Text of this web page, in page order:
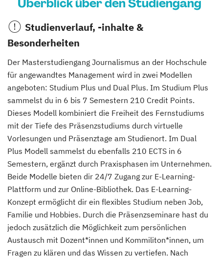
Überblick über den Studiengang
Studienverlauf, -inhalte &
Besonderheiten
Der Masterstudiengang Journalismus an der Hochschule
für angewandtes Management wird in zwei Modellen
angeboten: Studium Plus und Dual Plus. Im Studium Plus
sammelst du in 6 bis 7 Semestern 210 Credit Points.
Dieses Modell kombiniert die Freiheit des Fernstudiums
mit der Tiefe des Präsenzstudiums durch virtuelle
Vorlesungen und Präsenztage am Studienort. Im Dual
Plus Modell sammelst du ebenfalls 210 ECTS in 6
Semestern, ergänzt durch Praxisphasen im Unternehmen.
Beide Modelle bieten dir 24/7 Zugang zur E-Learning-
Plattform und zur Online-Bibliothek. Das E-Learning-
Konzept ermöglicht dir ein flexibles Studium neben Job,
Familie und Hobbies. Durch die Präsenzseminare hast du
jedoch zusätzlich die Möglichkeit zum persönlichen
Austausch mit Dozent*innen und Kommiliton*innen, um
Fragen zu klären und das Wissen zu vertiefen. Nach